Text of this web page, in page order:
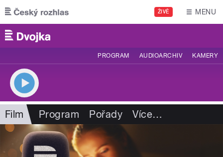
Přejít k hlavnímu obsahu
ŽIVĚ MENU
PROGRAM AUDIOARCHIV KAMERY
Film Program Pořady Více…